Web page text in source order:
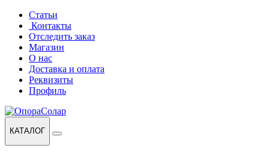
Перейти
навигации
Перейти
содержанию
Статьи
Контакты
Отследить заказ
Магазин
О нас
Доставка и оплата
Реквизиты
Профиль
КАТАЛОГ